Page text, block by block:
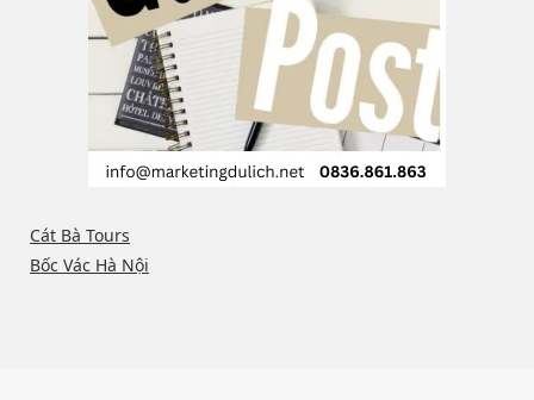
Cát Bà Tours
Bốc Vác Hà Nội